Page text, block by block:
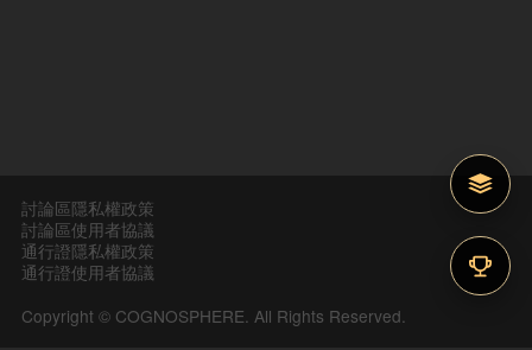
討論區隱私權政策
討論區使用者協議
通行證隱私權政策
通行證使用者協議
Copyright © COGNOSPHERE. All Rights Reserved.